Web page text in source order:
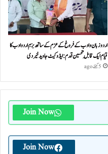
اردو زبان و ادب کے فروغ کے عزم کے ساتھ بزمِ اردو ادب کا
قیام ایک قابلِ تحسین قدم : ایڈوکیٹ جاوید خیردی
5 گھنٹے ago
Join Now
Join Now